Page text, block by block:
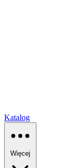
Katalog
Więcej